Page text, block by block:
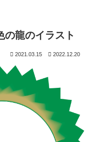
の龍のイラスト
2021.03.15 2022.12.20